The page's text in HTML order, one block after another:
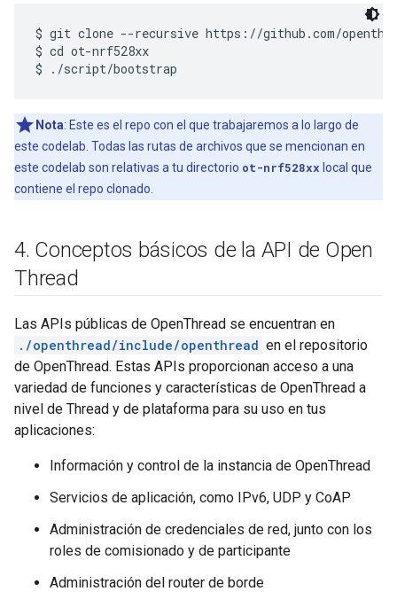
$ git clone --recursive https://github.com/
$ cd ot-nrf528xx
Nota: Este es el repo con el que trabajaremos a lo largo de
este codelab. Todas las rutas de archivos que se mencionan en
este codelab son relativas a tu directorio ot-nrf528xx local que
contiene el repo clonado.
4. Conceptos básicos de la API de Open
Thread
Las APIs públicas de OpenThread se encuentran en
./openthread/include/openthread en el repositorio
de OpenThread. Estas APIs proporcionan acceso a una
variedad de funciones y características de OpenThread a
nivel de Thread y de plataforma para su uso en tus
aplicaciones:
Información y control de la instancia de OpenThread
Servicios de aplicación, como IPv6, UDP y CoAP
Administración de credenciales de red, junto con los
roles de comisionado y de participante
Administración del router de borde